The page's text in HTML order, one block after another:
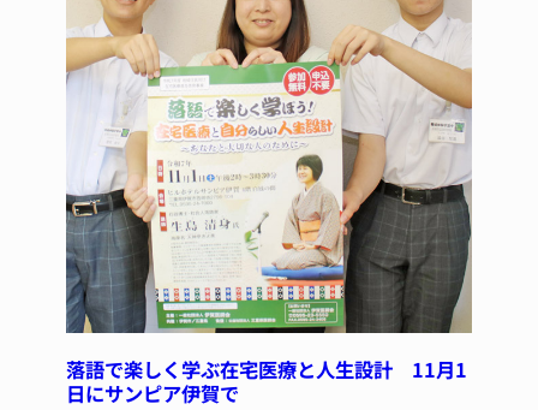
落語で楽しく学ぶ在宅医療と人生設計 11月1
日にサンピア伊賀で